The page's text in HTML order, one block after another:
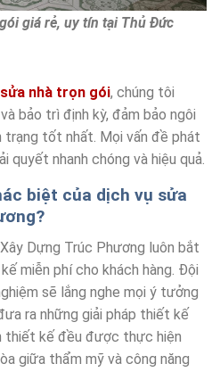
giá rẻ, uy tín tại Thủ Đức
sửa nhà trọn gói, chúng tôi
bảo trì định kỳ, đảm bảo ngôi
trạng tốt nhất. Mọi vấn đề phát
quyết nhanh chóng và hiệu quả.
biệt của dịch vụ sửa
Xây Dựng Trúc Phương luôn bắt
miễn phí cho khách hàng. Đội
sẽ lắng nghe mọi ý tưởng
ra những giải pháp thiết kế
thiết kế đều được thực hiện
giữa thẩm mỹ và công năng